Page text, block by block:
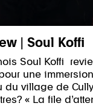
| Soul Koffi
Soul Koffi
une
du village de
« La file